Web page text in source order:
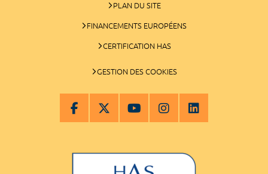
PLAN DU SITE
FINANCEMENTS EUROPÉENS
CERTIFICATION HAS
GESTION DES COOKIES